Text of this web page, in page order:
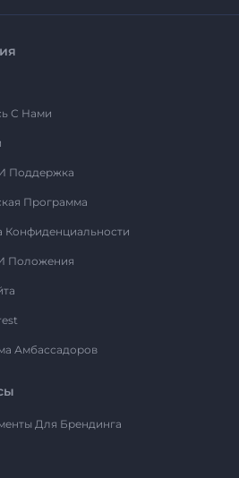
С Нами
Поддержка
Программа
Конфиденциальности
Положения
Амбассадоров
Для Брендинга